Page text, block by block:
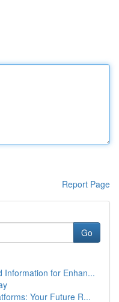
Report Page
Go
Information for Enhan...
Your Future R...